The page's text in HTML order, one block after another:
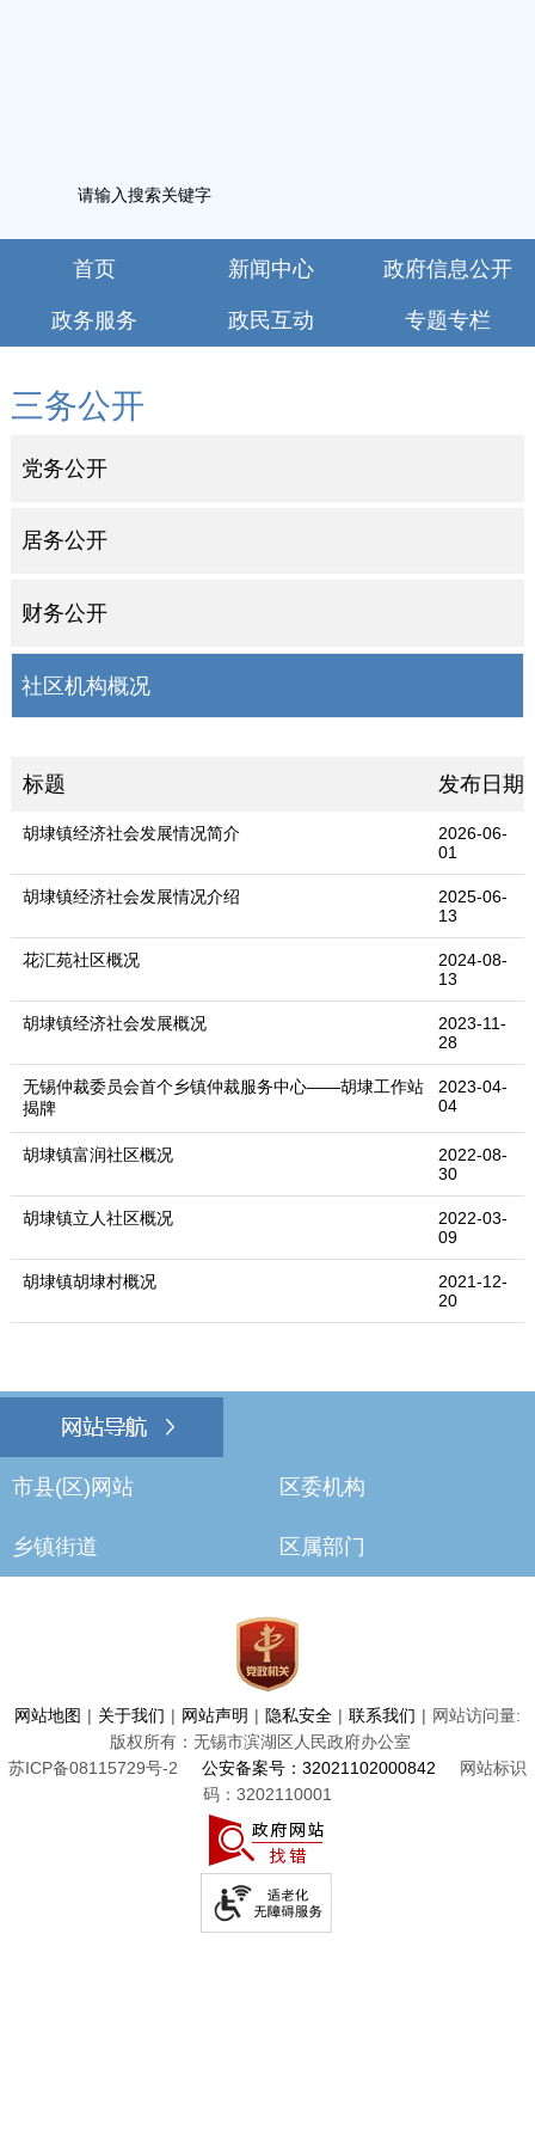
首页 新闻中心 政府信息公开
政务服务 政民互动 专题专栏
三务公开
党务公开
居务公开
财务公开
社区机构概况
标题 发布日期
胡埭镇经济社会发展情况简介
2026-06-
01
胡埭镇经济社会发展情况介绍
2025-06-
13
花汇苑社区概况
2024-08-
13
胡埭镇经济社会发展概况
2023-11-
28
无锡仲裁委员会首个乡镇仲裁服务中心——胡埭工作站
揭牌
2023-04-
04
胡埭镇富润社区概况
2022-08-
30
胡埭镇立人社区概况
2022-03-
09
胡埭镇胡埭村概况
2021-12-
20
市县(区)网站 区委机构
乡镇街道 区属部门
网站地图 | 关于我们 | 网站声明 | 隐私安全 | 联系我们 | 网站访问量:
版权所有：无锡市滨湖区人民政府办公室
苏ICP备08115729号-2
公安备案号：32021102000842
网站标识
码：3202110001